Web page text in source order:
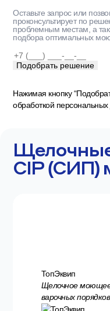
Оставьте запрос или
проконсультирует по
проблемным местам, а
подбора оптимальных
Нажимая кнопку
обработкой
CIP (СИП)
ТопЭквип
Щелочное моющее
варочных